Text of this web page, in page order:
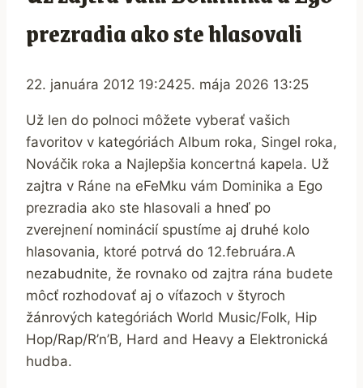
prezradia ako ste hlasovali
22. januára 2012 19:2425. mája 2026 13:25
Už len do polnoci môžete vyberať vašich
favoritov v kategóriách Album roka, Singel roka,
Nováčik roka a Najlepšia koncertná kapela. Už
zajtra v Ráne na eFeMku vám Dominika a Ego
prezradia ako ste hlasovali a hneď po
zverejnení nominácií spustíme aj druhé kolo
hlasovania, ktoré potrvá do 12.februára.A
nezabudnite, že rovnako od zajtra rána budete
môcť rozhodovať aj o víťazoch v štyroch
žánrových kategóriách World Music/Folk, Hip
Hop/Rap/R’n’B, Hard and Heavy a Elektronická
hudba.